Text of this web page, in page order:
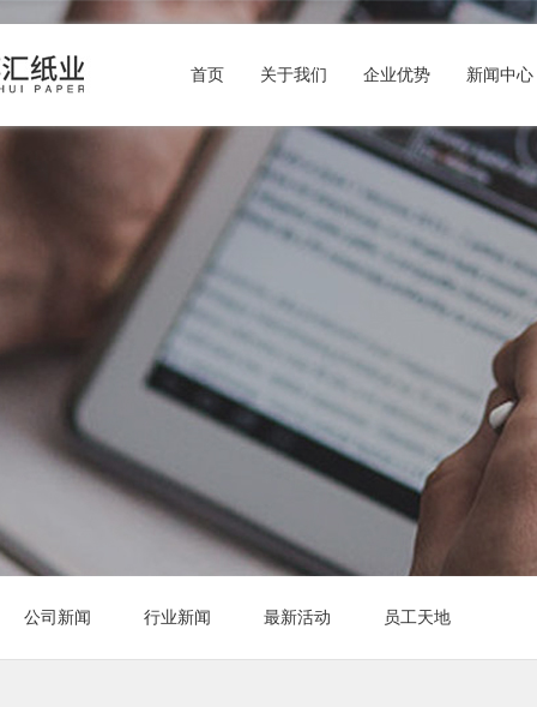
首页 关于我们 企业优势 新闻中心
公司新闻 行业新闻 最新活动 员工天地